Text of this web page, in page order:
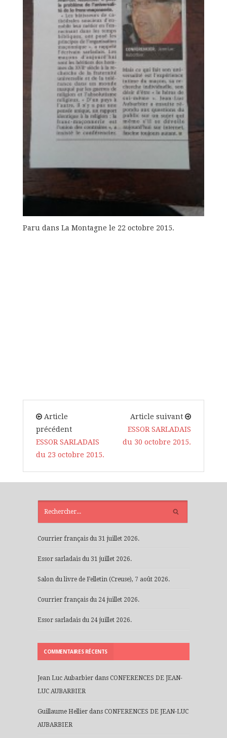
Paru dans La Montagne le 22 octobre 2015.
Article
précédent
ESSOR SARLADAIS
du 23 octobre 2015.
Article suivant
ESSOR SARLADAIS
du 30 octobre 2015.
Courrier français du 31 juillet 2026.
Essor sarladais du 31 juillet 2026.
Salon du livre de Felletin (Creuse), 7 août 2026.
Courrier français du 24 juillet 2026.
Essor sarladais du 24 juillet 2026.
COMMENTAIRES RÉCENTS
Jean Luc Aubarbier dans CONFERENCES DE JEAN-
LUC AUBARBIER
Guillaume Hellier dans CONFERENCES DE JEAN-LUC
AUBARBIER